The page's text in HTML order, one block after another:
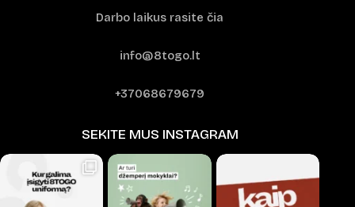
Darbo laikus rasite čia
info@8togo.lt
+37068679679
SEKITE MUS INSTAGRAM